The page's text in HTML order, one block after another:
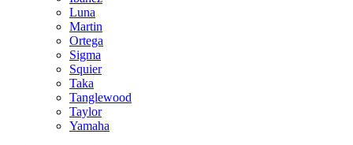
Luna
Martin
Ortega
Sigma
Squier
Taka
Tanglewood
Taylor
Yamaha